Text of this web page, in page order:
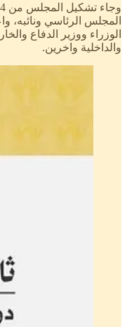
المجلس الرئاسي
الوزراء ووزير الدفاع
والداخلية واخرين.